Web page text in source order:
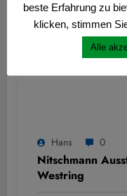
Hans 0
Nitschmann
Westring
beste Erfahrung zu
klicken, stimmen
Alle